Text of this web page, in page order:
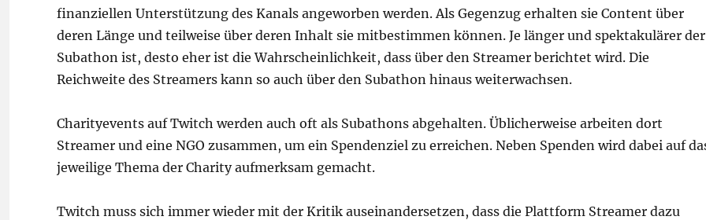
finanziellen Unterstützung des Kanals angeworben werden. Als Gegenzug erhalten sie Content über
deren Länge und teilweise über deren Inhalt sie mitbestimmen können. Je länger und spektakulärer der
Subathon ist, desto eher ist die Wahrscheinlichkeit, dass über den Streamer berichtet wird. Die
Reichweite des Streamers kann so auch über den Subathon hinaus weiterwachsen.
Charityevents auf Twitch werden auch oft als Subathons abgehalten. Üblicherweise arbeiten dort
Streamer und eine NGO zusammen, um ein Spendenziel zu erreichen. Neben Spenden wird dabei auf
jeweilige Thema der Charity aufmerksam gemacht.
Twitch muss sich immer wieder mit der Kritik auseinandersetzen, dass die Plattform Streamer dazu